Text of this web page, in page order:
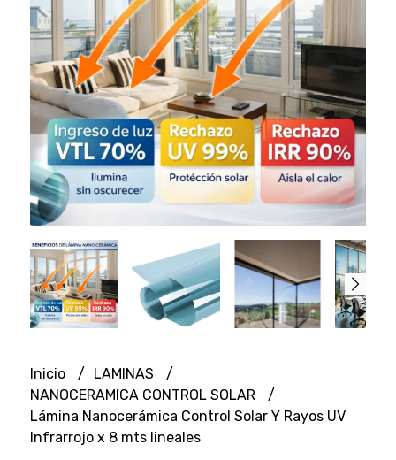
Inicio
LAMINAS
NANOCERAMICA CONTROL SOLAR
Lámina Nanocerámica Control Solar Y Rayos UV
Infrarrojo x 8 mts lineales